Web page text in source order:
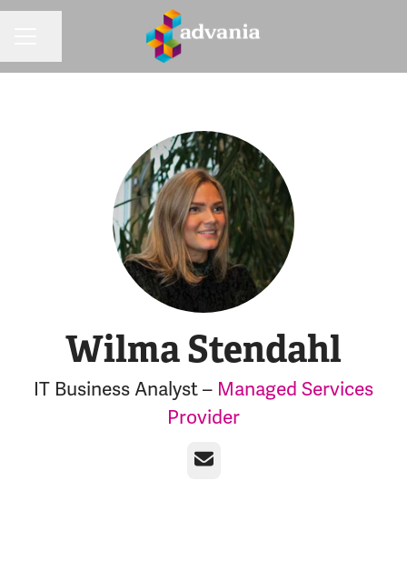
Wilma Stendahl
IT Business Analyst – Managed Services
Provider
E-post